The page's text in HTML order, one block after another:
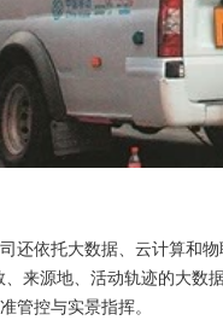
还依托大数据、云计算和
来源地、活动轨迹的大
管控与实景指挥。